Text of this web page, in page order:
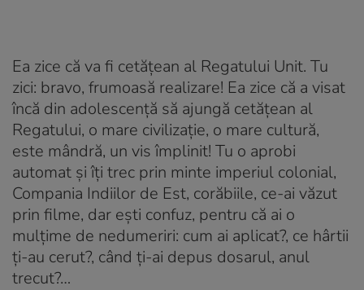
Ea zice că va fi cetățean al Regatului Unit. Tu
zici: bravo, frumoasă realizare! Ea zice că a visat
încă din adolescență să ajungă cetățean al
Regatului, o mare civilizație, o mare cultură,
este mândră, un vis împlinit! Tu o aprobi
automat și îți trec prin minte imperiul colonial,
Compania Indiilor de Est, corăbiile, ce-ai văzut
prin filme, dar ești confuz, pentru că ai o
mulțime de nedumeriri: cum ai aplicat?, ce hârtii
ți-au cerut?, când ți-ai depus dosarul, anul
trecut?…